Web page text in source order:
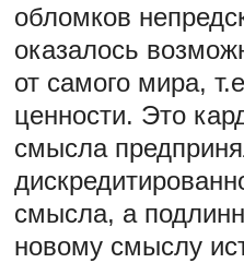
обломков
оказалось
от самого мира,
ценности. Это
смысла
смысла, а
новому смыслу